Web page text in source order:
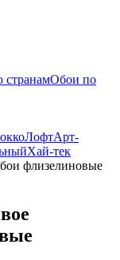
странамОбои по
ЛофтАрт-
Хай-тек
флизелиновые